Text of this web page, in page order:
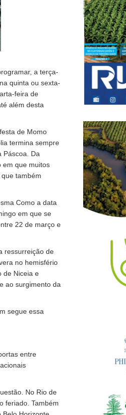
a terça-
quinta ou sexta-
feira de
além desta
de Momo
termina sempre
Páscoa. Da
em que muitos
também
Como a data
em que se
22 de março e
ressurreição de
no hemisfério
de Niceia e
ao surgimento da
segue essa
entre
No Rio de
feriado. Também